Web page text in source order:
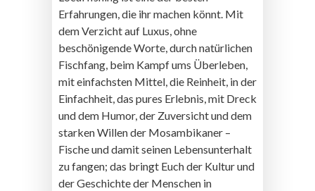
Erfahrungen, die ihr machen könnt. Mit
dem Verzicht auf Luxus, ohne
beschönigende Worte, durch natürlichen
Fischfang, beim Kampf ums Überleben,
mit einfachsten Mittel, die Reinheit, in der
Einfachheit, das pures Erlebnis, mit Dreck
und dem Humor, der Zuversicht und dem
starken Willen der Mosambikaner –
Fische und damit seinen Lebensunterhalt
zu fangen; das bringt Euch der Kultur und
der Geschichte der Menschen in